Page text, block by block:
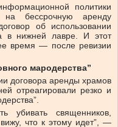
политики
на бессрочную аренду
об использовании
в нижней лавре. И этот
время — после ревизии
мародерства”
договора аренды храмов
отреагировали резко и
убивать священников,
что к этому идет”, —